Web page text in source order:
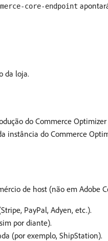
core-endpoint
da loja.
do Commerce
instância do Commerce
de host (não em Adobe
PayPal, Adyen, etc.).
por diante).
(por exemplo, ShipStation).